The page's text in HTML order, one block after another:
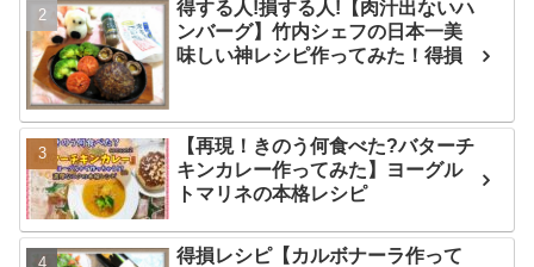
得する人!損する人!【肉汁出ないハ
ンバーグ】竹内シェフの日本一美
味しい神レシピ作ってみた！得損
【再現！きのう何食べた?バターチ
キンカレー作ってみた】ヨーグル
トマリネの本格レシピ
得損レシピ【カルボナーラ作って